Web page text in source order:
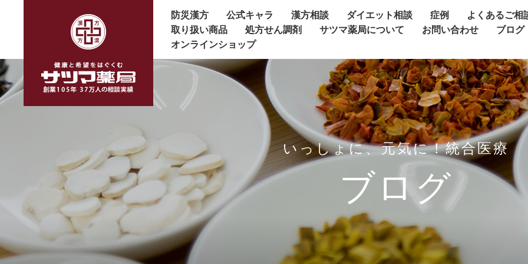
防災漢方 公式キャラ 漢方相談 ダイエット相談 症例
よくあるご相
取り扱い商品
処方せん調剤 サツマ薬局について お問い合わせ
ブログ
オンラインショップ
いっしょに、元気に！統合医療
ブログ